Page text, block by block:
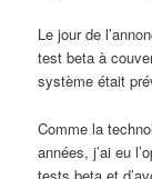
Le jour de
test beta à
système était
Comme la
années, j’ai eu
tests beta et